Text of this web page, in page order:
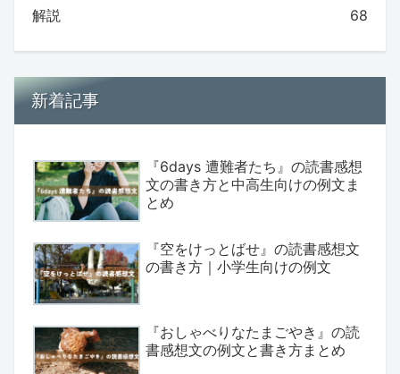
解説 68
新着記事
『6days 遭難者たち』の読書感想
文の書き方と中高生向けの例文ま
とめ
『空をけっとばせ』の読書感想文
の書き方｜小学生向けの例文
『おしゃべりなたまごやき』の読
書感想文の例文と書き方まとめ